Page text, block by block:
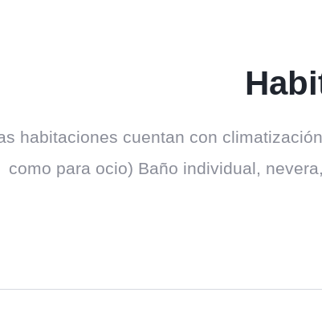
habitaciones cuentan con
como para ocio) Baño individual,